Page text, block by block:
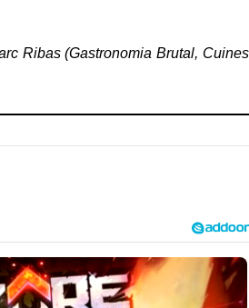
Ribas (Gastronomia Brutal, Cuines